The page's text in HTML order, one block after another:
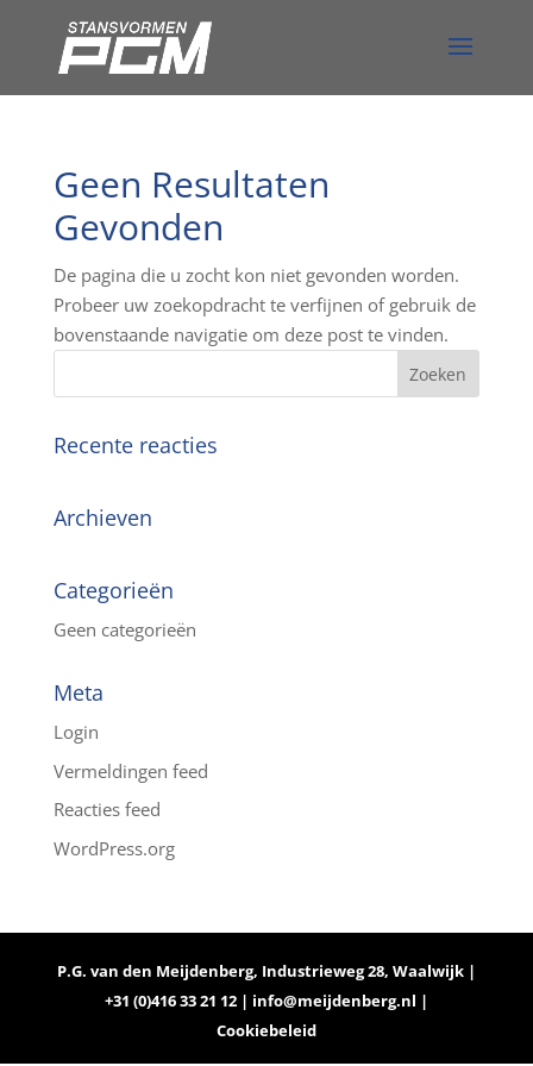
Geen Resultaten
Gevonden
De pagina die u zocht kon niet gevonden worden.
Probeer uw zoekopdracht te verfijnen of gebruik de
bovenstaande navigatie om deze post te vinden.
Recente reacties
Archieven
Categorieën
Geen categorieën
Meta
Login
Vermeldingen feed
Reacties feed
WordPress.org
P.G. van den Meijdenberg, Industrieweg 28, Waalwijk |
+31 (0)416 33 21 12 | info@meijdenberg.nl |
Cookiebeleid